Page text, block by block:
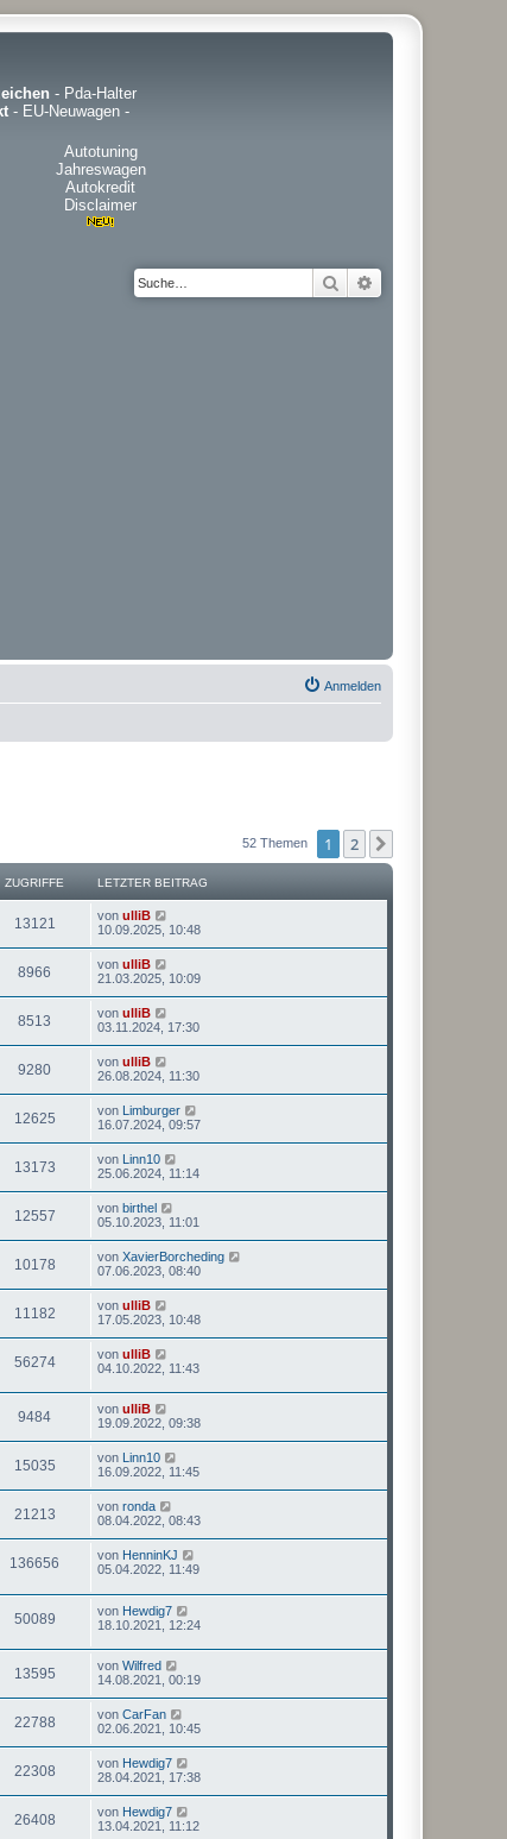
- Pda-Halter
- EU-Neuwagen -
Autotuning
Jahreswagen
Autokredit
Disclaimer
Suche
Anmelden
52 Themen 1 2
ZUGRIFFE LETZTER BEITRAG
13121 von ulliB
10.09.2025, 10:48
8966 von ulliB
21.03.2025, 10:09
8513 von ulliB
03.11.2024, 17:30
9280 von ulliB
26.08.2024, 11:30
12625 von Limburger
16.07.2024, 09:57
13173 von Linn10
25.06.2024, 11:14
12557 von birthel
05.10.2023, 11:01
10178 von XavierBorcheding
07.06.2023, 08:40
11182 von ulliB
17.05.2023, 10:48
56274 von ulliB
04.10.2022, 11:43
9484 von ulliB
19.09.2022, 09:38
15035 von Linn10
16.09.2022, 11:45
21213 von ronda
08.04.2022, 08:43
136656 von HenninKJ
05.04.2022, 11:49
50089 von Hewdig7
18.10.2021, 12:24
13595 von Wilfred
14.08.2021, 00:19
22788 von CarFan
02.06.2021, 10:45
22308 von Hewdig7
28.04.2021, 17:38
26408 von Hewdig7
13.04.2021, 11:12